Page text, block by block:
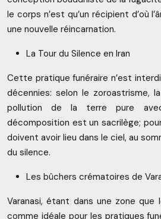
le corps n’est qu’un récipient d’où
une nouvelle réincarnation.
La Tour du Silence en Iran
Cette pratique funéraire n’est
décennies: selon le zoroastrisme,
pollution de la terre pure
décomposition est un sacrilège;
doivent avoir lieu dans le ciel, au
du silence.
Les bûchers crématoires de
Varanasi, étant dans une zone que
comme idéale pour les pratiques